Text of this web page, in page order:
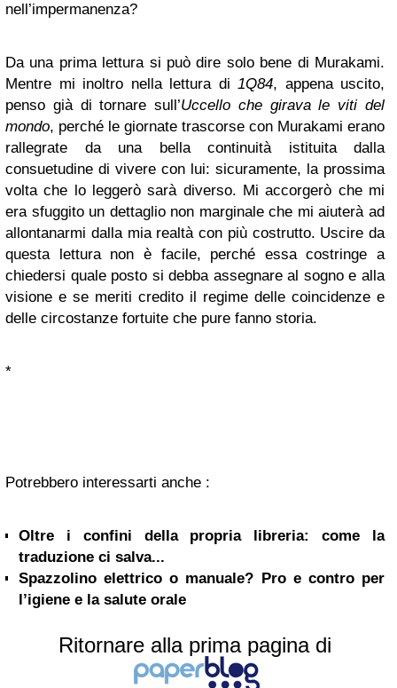
nell’impermanenza?
Da una prima lettura si può dire solo bene di Murakami.
Mentre mi inoltro nella lettura di 1Q84, appena uscito,
penso già di tornare sull’Uccello che girava le viti del
mondo, perché le giornate trascorse con Murakami erano
rallegrate da una bella continuità istituita dalla
consuetudine di vivere con lui: sicuramente, la prossima
volta che lo leggerò sarà diverso. Mi accorgerò che mi
era sfuggito un dettaglio non marginale che mi aiuterà ad
allontanarmi dalla mia realtà con più costrutto. Uscire da
questa lettura non è facile, perché essa costringe a
chiedersi quale posto si debba assegnare al sogno e alla
visione e se meriti credito il regime delle coincidenze e
delle circostanze fortuite che pure fanno storia.
*
Potrebbero interessarti anche :
Oltre i confini della propria libreria: come la
traduzione ci salva...
Spazzolino elettrico o manuale? Pro e contro per
l’igiene e la salute orale
Ritornare alla prima pagina di